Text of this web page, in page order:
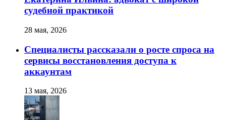
судебной практикой
28 мая, 2026
Специалисты рассказали о росте спроса на
сервисы восстановления доступа к
аккаунтам
13 мая, 2026